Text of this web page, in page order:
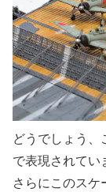
どうでしょう、
で表現されてい
さらにこのスケ